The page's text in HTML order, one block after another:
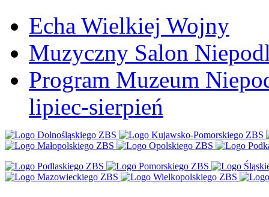
Echa Wielkiej Wojny
Muzyczny Salon
Program Muzeum
lipiec-sierpień